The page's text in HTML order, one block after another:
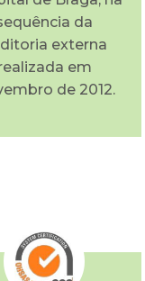
da
externa
em
de 2012.